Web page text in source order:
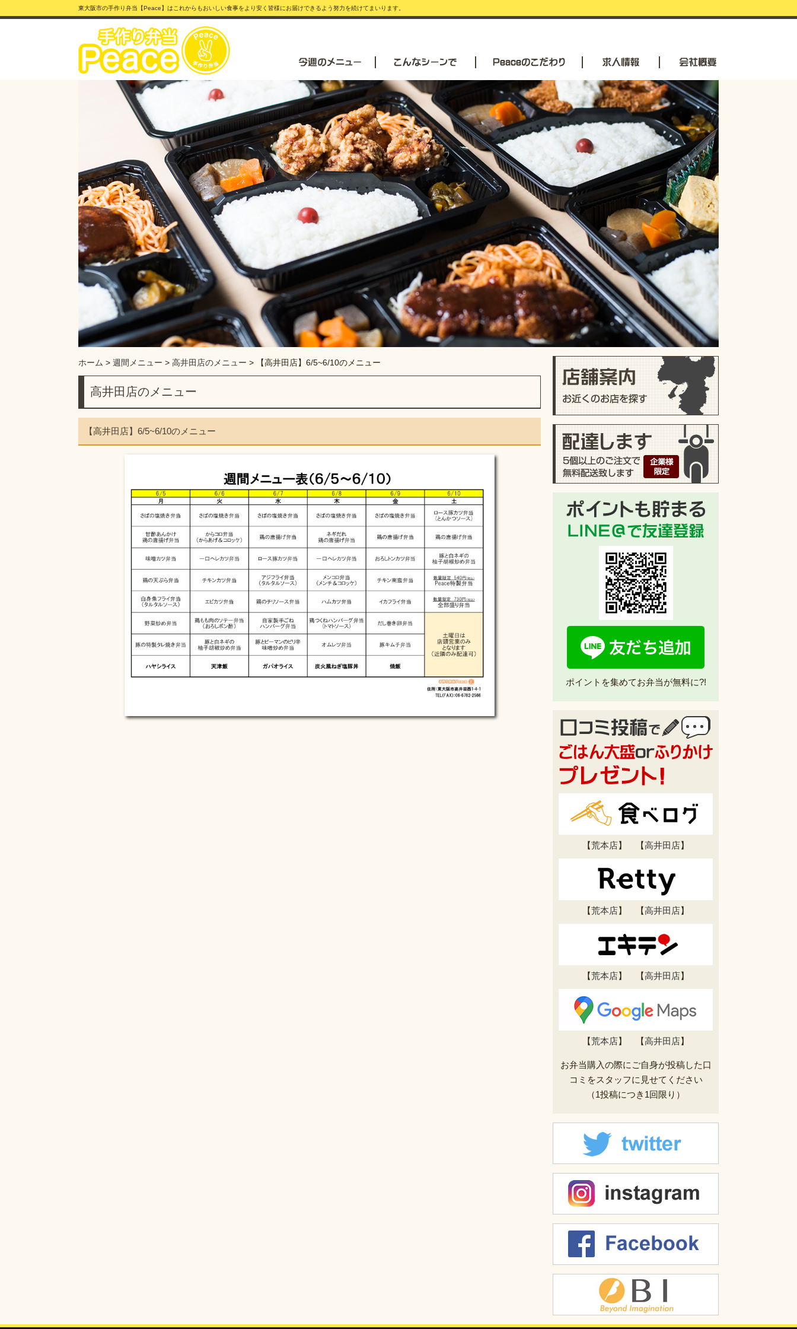
東大阪市の手作り弁当【Peace】はこれからもおいしい食事をより安く皆様にお届けできるよう努力を続けてまいります。
ホーム > 週間メニュー > 高井田店のメニュー > 【高井田店】6/5~6/10のメニュー
高井田店のメニュー
【高井田店】6/5~6/10のメニュー
ポイントを集めてお弁当が無料に?!
【荒本店】 【高井田店】
【荒本店】 【高井田店】
【荒本店】 【高井田店】
【荒本店】 【高井田店】
お弁当購入の際にご自身が投稿した口
コミをスタッフに見せてください
（1投稿につき1回限り）